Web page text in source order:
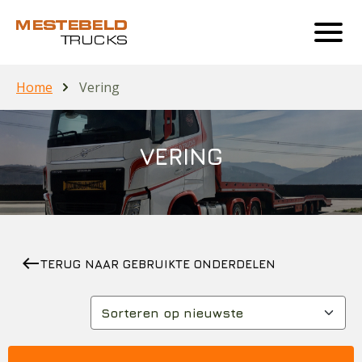
Home Vering
VERING
westTERUG NAAR GEBRUIKTE ONDERDELEN